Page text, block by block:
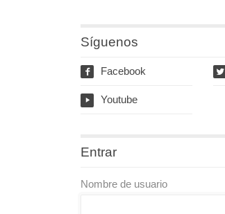
Síguenos
f Facebook w
y Youtube
Entrar
Nombre de usuario